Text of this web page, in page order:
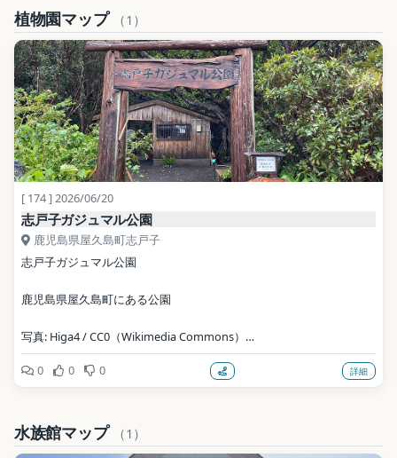
地点データ: Wikidata (CC0)
植物園マップ （1）
[ 174 ] 2026/06/20
志戸子ガジュマル公園
鹿児島県屋久島町志戸子
志戸子ガジュマル公園
鹿児島県屋久島町にある公園
写真: Higa4 / CC0（Wikimedia Commons）
地点データ: Wikidata (CC0)
0 0 0 詳細
水族館マップ （1）